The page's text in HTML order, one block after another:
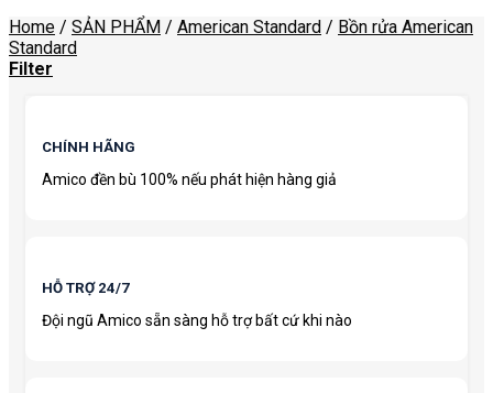
Home / SẢN PHẨM / American Standard / Bồn rửa American
Standard
Filter
CHÍNH HÃNG
Amico đền bù 100% nếu phát hiện hàng giả
HỖ TRỢ 24/7
Đội ngũ Amico sẵn sàng hỗ trợ bất cứ khi nào